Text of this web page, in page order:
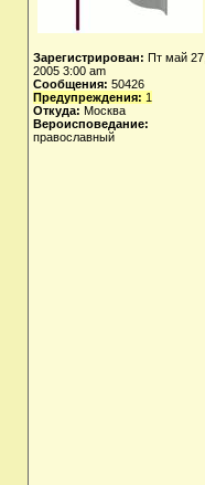
Зарегистрирован: Пт май 27,
2005 3:00 am
Сообщения: 50426
Предупреждения: 1
Откуда: Москва
Вероисповедание:
православный